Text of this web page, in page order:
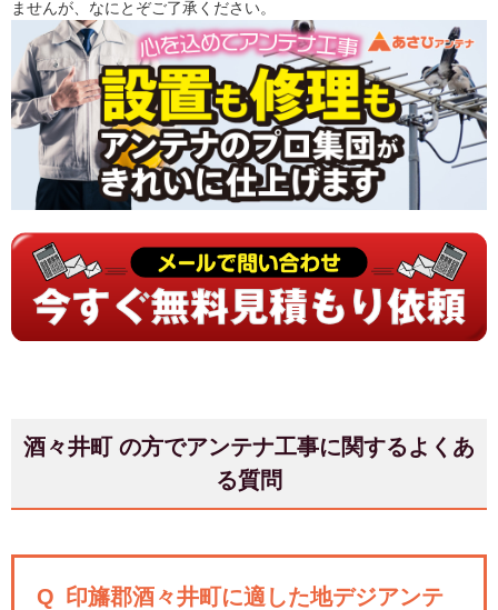
ませんが、なにとぞご了承ください。
酒々井町 の方でアンテナ工事に関するよくあ
る質問
Q 印旛郡酒々井町に適した地デジアンテ